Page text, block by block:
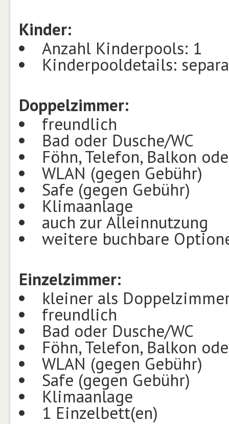
Kinder:
Anzahl Kinderpools: 1
Kinderpooldetails:
Doppelzimmer:
freundlich
Bad oder Dusche/WC
Föhn, Telefon, Balkon
WLAN (gegen Gebühr)
Safe (gegen Gebühr)
Klimaanlage
auch zur Alleinnutzung
weitere buchbare
Einzelzimmer:
kleiner als
freundlich
Bad oder Dusche/WC
Föhn, Telefon, Balkon
WLAN (gegen Gebühr)
Safe (gegen Gebühr)
Klimaanlage
1 Einzelbett(en)